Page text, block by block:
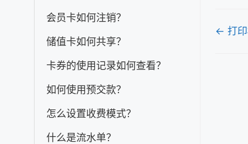
会员卡如何注销？
储值卡如何共享？
卡券的使用记录如何查看？
如何使用预交款？
怎么设置收费模式？
什么是流水单？
文
← 打印